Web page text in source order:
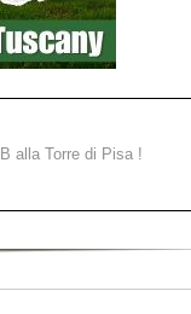
alla Torre di Pisa !